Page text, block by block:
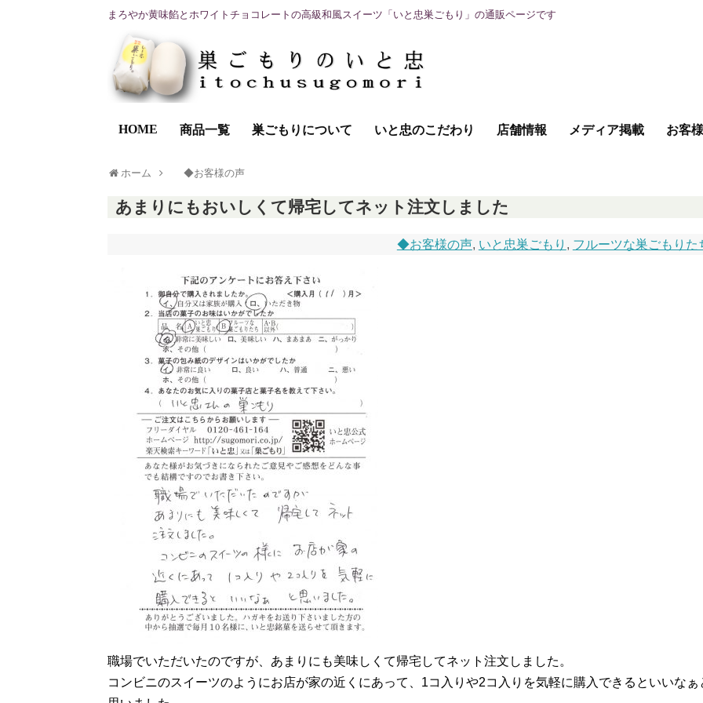
まろやか黄味餡とホワイトチョコレートの高級和風スイーツ「いと忠巣ごもり」の通販ページです
HOME 商品一覧 巣ごもりについて いと忠のこだわり 店舗情報 メディア掲載 お客
ホーム ◆お客様の声
あまりにもおいしくて帰宅してネット注文しました
◆お客様の声, いと忠巣ごもり , フルーツな巣ごもりた
職場でいただいたのですが、あまりにも美味しくて帰宅してネット注文しました。
コンビニのスイーツのようにお店が家の近くにあって、1コ入りや2コ入りを気軽に購入できるといいなぁ